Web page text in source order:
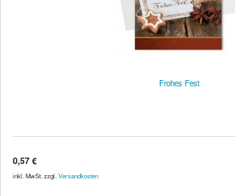
Frohes Fest
0,57 €
inkl. MwSt. zzgl. Versandkosten